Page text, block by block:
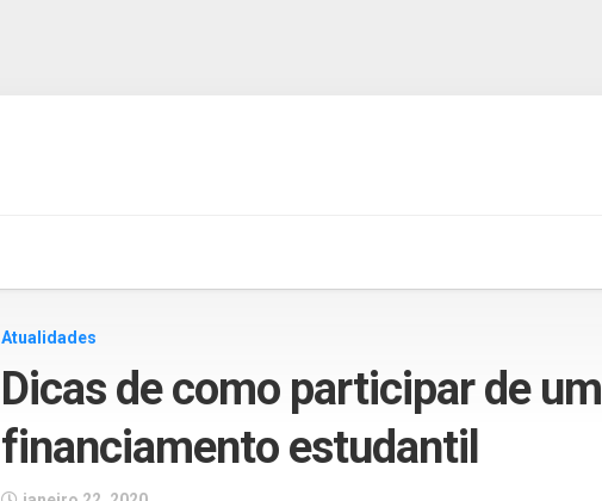
Atualidades
Dicas de como participar de um
financiamento estudantil